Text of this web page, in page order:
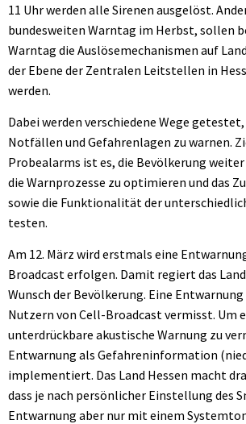
11 Uhr werden alle Sirenen ausgelöst.
bundesweiten Warntag im Herbst, sollen
Warntag die Auslösemechanismen auf
der Ebene der Zentralen Leitstellen in
werden.
Dabei werden verschiedene Wege
Notfällen und Gefahrenlagen zu warnen.
Probealarms ist es, die Bevölkerung
die Warnprozesse zu optimieren und das
sowie die Funktionalität der
testen.
Am 12. März wird erstmals eine
Broadcast erfolgen. Damit regiert das
Wunsch der Bevölkerung. Eine
Nutzern von Cell-Broadcast vermisst. Um
unterdrückbare akustische Warnung zu
Entwarnung als Gefahreninformation
implementiert. Das Land Hessen macht
dass je nach persönlicher Einstellung des
Entwarnung aber nur mit einem